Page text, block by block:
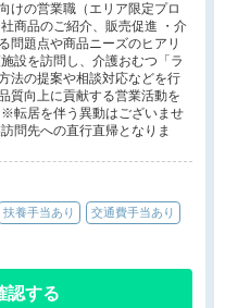
けの営業職（エリア限定プロ
商品のご紹介、販売促進 ・介
問題点や商品ニーズのヒアリ
設を訪問し、介護おむつ「ラ
法の提案や相談対応などを行
質向上に貢献する営業活動を
転居を伴う異動はございませ
問先への直行直帰となりま
扶養手当あり 交通費手当あり
認する